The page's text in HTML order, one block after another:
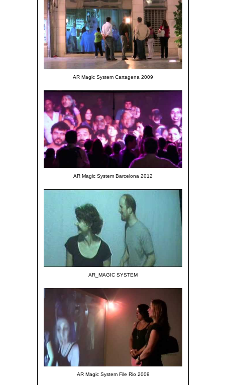
AR Magic System Cartagena 2009
AR Magic System Barcelona 2012
AR_MAGIC SYSTEM
AR Magic System File Rio 2009